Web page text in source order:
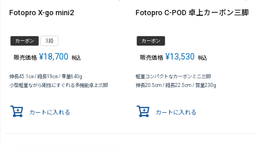
Fotopro X-go mini2
カーボン 3段
販売価格 ¥18,700 税込
伸長45.1㎝ / 縮長19㎝ / 重量640g
小型軽量ながら剛性にすぐれる多機能卓上三脚
カートに入れる
Fotopro C-POD 卓上カーボン三脚
カーボン
販売価格 ¥13,530 税込
軽量コンパクトなカーボンミニ三脚
伸長20.5cm / 縮長22.5cm / 質量230g
カートに入れる